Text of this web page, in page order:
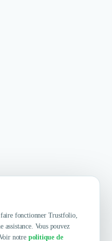
faire fonctionner Trustfolio,
assistance. Vous pouvez
notre politique de